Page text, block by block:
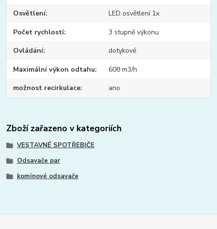
Osvětlení LED osvětlení 1x
Počet rychlostí 3 stupně výkonu
Ovládání dotykové
Maximální výkon odtahu 608 m3/h
možnost recirkulace ano
Zboží zařazeno v kategoriích
VESTAVNÉ SPOTŘEBIČE
Odsavače par
komínové odsavače